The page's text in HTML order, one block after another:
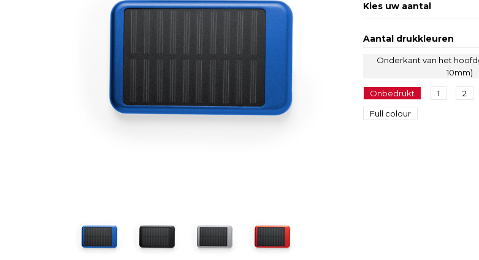
Kies uw aantal
Aantal drukkleuren
Onderkant van het
10mm)
Onbedrukt 1 2
Full colour